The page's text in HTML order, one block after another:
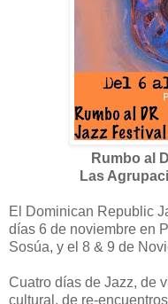
Rumbo al
Las
El Dominican Republic
días 6 de noviembre en
Sosúa, y el 8 & 9 de
Cuatro días de Jazz, de
cultural, de re-